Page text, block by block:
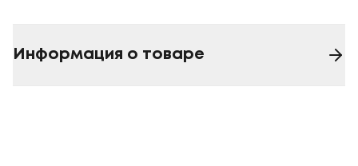
Информация о товаре